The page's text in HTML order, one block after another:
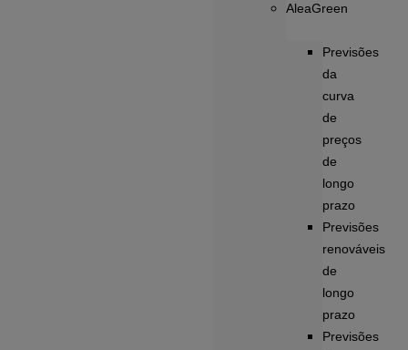
AleaGreen
Previsões
da
curva
de
preços
de
longo
prazo
Previsões
renováveis
de
longo
prazo
Previsões